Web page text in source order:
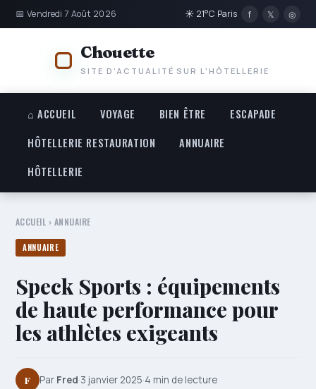
📅 Vendredi 7 Août 2026 ☀ 21°C Paris f 𝕏 ◎
Chouette
SITE D'ACTUALITÉ SUR L'HÔTELLERIE
⌂ ACCUEIL VOYAGE BIEN ÊTRE
ESCAPADE
HÔTELLERIE RESTAURATION
ANNUAIRE
HÔTELLERIE
ACCUEIL › ANNUAIRE
ANNUAIRE
Speck Sports : équipements
de haute performance pour
les athlètes exigeants
F Par Fred·3 janvier 2025·4 min de lecture